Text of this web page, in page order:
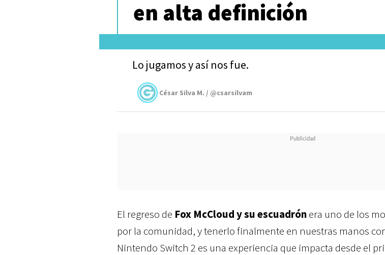
en alta definición
Lo jugamos y así nos fue.
César Silva M. / @csarsilvam
El regreso de Fox McCloud y su escuadrónera uno de los
por la comunidad, y tenerlo finalmente en nuestras manos
Nintendo Switch 2 es una experiencia que impacta desde el